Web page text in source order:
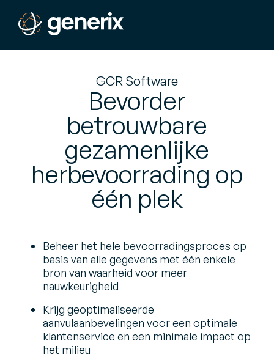
GCR Software
Bevorder
betrouwbare
gezamenlijke
herbevoorrading op
één plek
Beheer het hele bevoorradingsproces op
basis van alle gegevens met één enkele
bron van waarheid voor meer
nauwkeurigheid
Krijg geoptimaliseerde
aanvulaanbevelingen voor een optimale
klantenservice en een minimale impact op
het milieu